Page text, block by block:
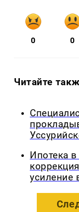
0 0
Читайте
Ипотека
усиление